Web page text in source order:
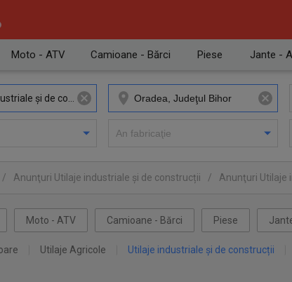
Moto - ATV Camioane - Bărci Piese Jante -
/ Anunţuri Utilaje industriale și de construcții / Anunţuri Utilaje
Moto - ATV Camioane - Bărci Piese
Utilaje Agricole Utilaje industriale și de construcții